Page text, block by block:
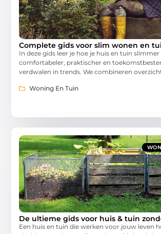
Complete gids voor slim wonen en
In deze gids leer je hoe je huis en tuin
comfortabeler, praktischer en
verdwalen in trends. We combineren
Woning En Tuin
De ultieme gids voor huis & tuin
Een huis en tuin die werken voor jouw leven